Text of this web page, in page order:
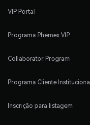
VIP Portal
Programa Phemex VIP
Collaborator Program
Programa Cliente Institucional
Inscrição para listagem